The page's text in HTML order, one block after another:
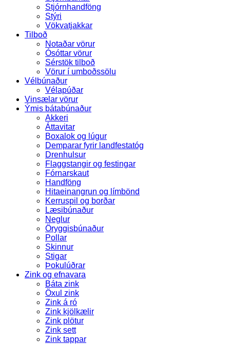
Stjórnhandföng
Stýri
Vökvatjakkar
Tilboð
Notaðar vörur
Ósóttar vörur
Sérstök tilboð
Vörur í umboðssölu
Vélbúnaður
Vélapúðar
Vinsælar vörur
Ýmis bátabúnaður
Akkeri
Áttavitar
Boxalok og lúgur
Demparar fyrir landfestatóg
Drenhulsur
Flaggstangir og festingar
Fórnarskaut
Handföng
Hitaeinangrun og límbönd
Kerruspil og borðar
Læsibúnaður
Neglur
Öryggisbúnaður
Pollar
Skinnur
Stigar
Þokulúðrar
Zink og efnavara
Báta zink
Öxul zink
Zink á ró
Zink kjölkælir
Zink plötur
Zink sett
Zink tappar